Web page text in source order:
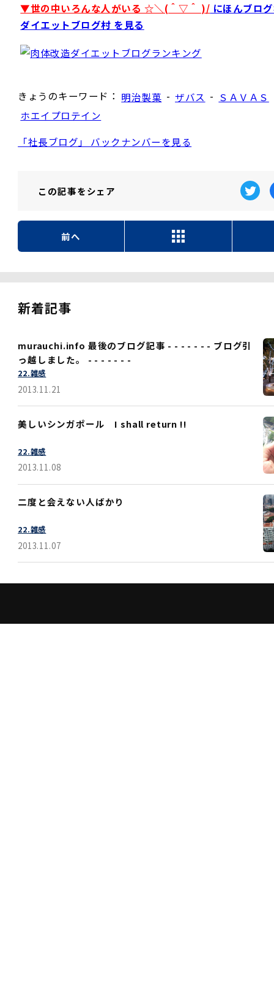
▼世の中いろんな人がいる ☆＼(＾▽＾ )/ にほんブロ
ダイエットブログ村 を見る
きょうのキーワード： 明治製菓 - ザバス - ＳＡＶＡＳ
ホエイプロテイン
「社長ブログ」 バックナンバーを見る
この記事をシェア
前へ
新着記事
murauchi.info 最後のブログ記事 - - - - - - - ブログ引
っ越しました。 - - - - - - -
22.雑感
2013.11.21
美しいシンガポール I shall return !!
22.雑感
2013.11.08
二度と会えない人ばかり
22.雑感
2013.11.07